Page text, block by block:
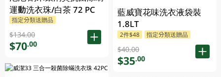
運動洗衣珠/白茶 72 PC
指定分類送贈品
$134.00
$70.00
藍威寶花味洗衣液袋裝
1.8LT
2件$48 指定分類送贈品
$40.00
$35.00